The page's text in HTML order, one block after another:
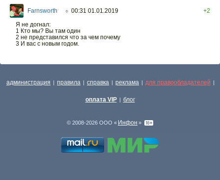
Farnsworth ○ 00:31 01.01.2019
+2
Я не догнал:
1 Кто мы? Вы там один
2 не представился что за чем почему
3 И вас с новым годом.
администрация | правила | справка | реклама | для правообладателей |
оплата VIP | блог
© 2008-2026 ООО « Инфон »